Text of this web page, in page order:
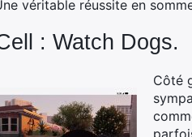
véritable réussite en
: Watch Dogs.
Côté